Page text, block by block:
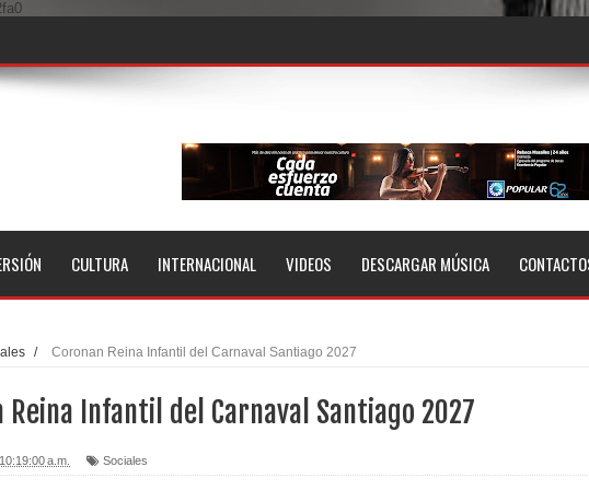
CULTURA INTERNACIONAL VIDEOS DESCARGAR MÚSICA
/ Coronan Reina Infantil del Carnaval Santiago 2027
Reina Infantil del Carnaval Santiago 2027
10:19:00 a.m. Sociales